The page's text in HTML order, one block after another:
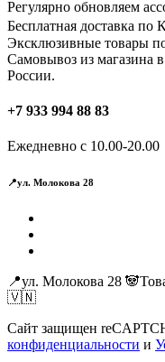
Регулярно обновляем
Бесплатная доставка по
Эксклюзивные товары
Самовывоз из магазина
России.
+7 933 994 88 83
Ежедневно с 10.00-20.00
📍ул. Молокова 28
📍ул. Молокова 28
🇻🇳
Сайт защищен
конфиденциальности и